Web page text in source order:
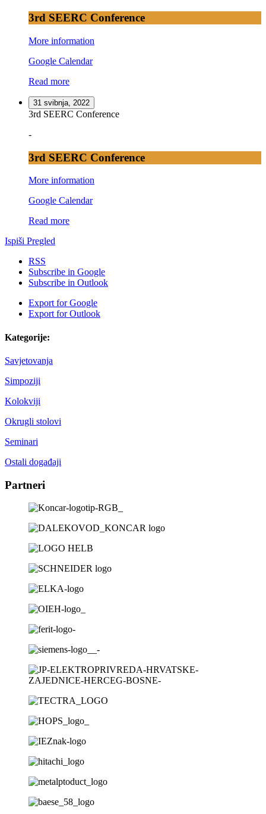
3rd SEERC Conference
More information
Google Calendar
Read more
31 svibnja, 2022
3rd SEERC Conference
-
3rd SEERC Conference
More information
Google Calendar
Read more
Ispiši Pregled
RSS
Subscribe in Google
Subscribe in Outlook
Export forGoogle
Export forOutlook
Kategorije:
Savjetovanja
Simpoziji
Kolokviji
Okrugli stolovi
Seminari
Ostali događaji
Partneri